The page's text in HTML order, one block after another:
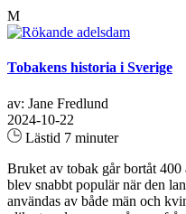
M
Tobakens historia i Sverige
av: Jane Fredlund
2024-10-22
Lästid 7 minuter
Bruket av tobak går bortåt
blev snabbt populär när den
användas av både män och